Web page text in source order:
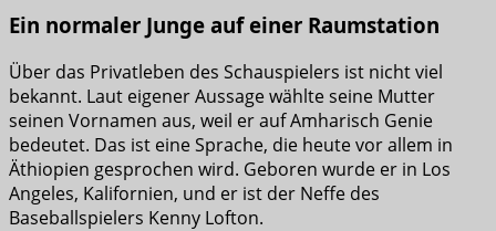
Ein normaler Junge auf einer Raumstation
Über das Privatleben des Schauspielers ist nicht viel
bekannt. Laut eigener Aussage wählte seine Mutter
seinen Vornamen aus, weil er auf Amharisch Genie
bedeutet. Das ist eine Sprache, die heute vor allem in
Äthiopien gesprochen wird. Geboren wurde er in Los
Angeles, Kalifornien, und er ist der Neffe des
Baseballspielers Kenny Lofton.